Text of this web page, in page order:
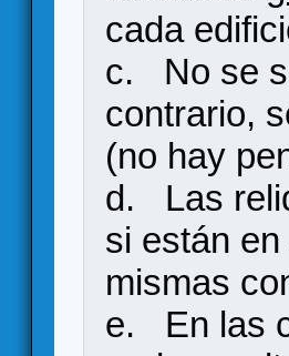
cada
c. No se
contrario,
(no hay
d. Las
si están
mismas
e. En las